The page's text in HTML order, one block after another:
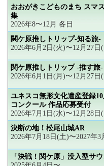
おおがきこどものまち スマ
集
2026年8〜12月 各日
関ケ原推しトリップ-知る旅-
2026年6月2日(火)〜12月27日
関ケ原推しトリップ -推す旅-
2026年6月1日(月)〜12月27日
ユネスコ無形文化遺産登録
コンクール 作品応募受付
2026年7月1日(水)〜12月28日
決断の地！松尾山城AR
2026年7月18日(土)〜2027年3
「決戦！関ケ原」没入型サ